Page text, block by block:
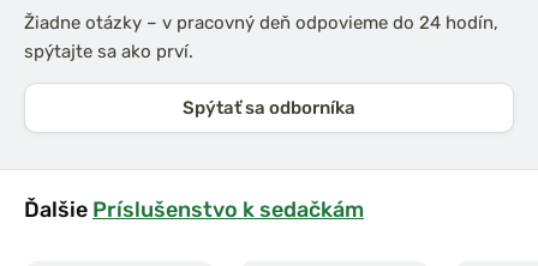
Žiadne otázky – v pracovný deň odpovieme do 24 hodín,
spýtajte sa ako prví.
Spýtať sa odborníka
Ďalšie Príslušenstvo k sedačkám